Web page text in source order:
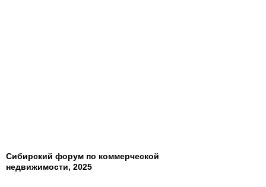
Сибирский форум по коммерческой
недвижимости, 2025